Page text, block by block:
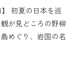
】 初夏の日本を巡
が見どころの野柳
めぐり、岩国の名